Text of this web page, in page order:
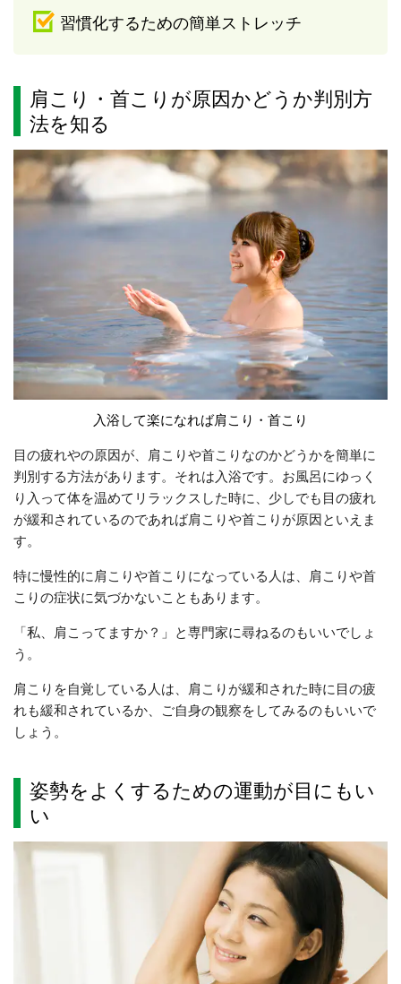
習慣化するための簡単ストレッチ
肩こり・首こりが原因かどうか判別方
法を知る
入浴して楽になれば肩こり・首こり
目の疲れやの原因が、肩こりや首こりなのかどうかを簡単に
判別する方法があります。それは入浴です。お風呂にゆっく
り入って体を温めてリラックスした時に、少しでも目の疲れ
が緩和されているのであれば肩こりや首こりが原因といえま
す。
特に慢性的に肩こりや首こりになっている人は、肩こりや首
こりの症状に気づかないこともあります。
「私、肩こってますか？」と専門家に尋ねるのもいいでしょ
う。
肩こりを自覚している人は、肩こりが緩和された時に目の疲
れも緩和されているか、ご自身の観察をしてみるのもいいで
しょう。
姿勢をよくするための運動が目にもい
い